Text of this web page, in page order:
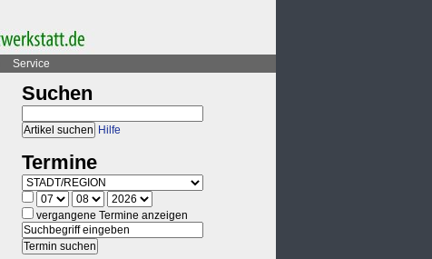
Service
Suchen
Hilfe
Termine
vergangene Termine anzeigen